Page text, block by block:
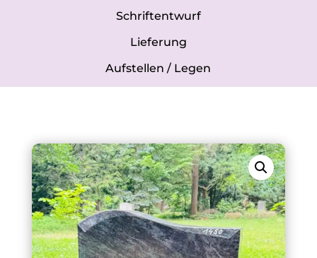
Schriftentwurf
Lieferung
Aufstellen / Legen